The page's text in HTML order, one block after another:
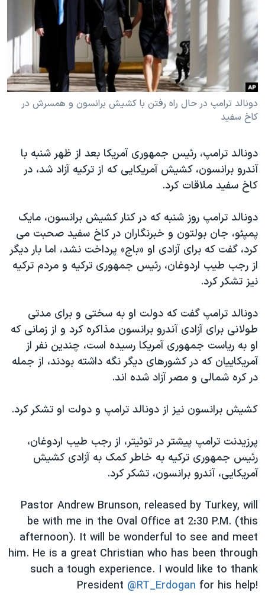
فرهنگ و زندگی
حقوق شهروندی
اقتصادی
علم و فناوری
گالری عکس
انتخابات ریاست جمهوری آمریکا ۲۰۲۴
حمله جمهوری اسلامی به اسرائیل
رمز مهسا
اعتراضات زن، زندگی، آزادی
تریبونال مردمی آبان ۹۸
دادگاه حمید نوری
قانون شفافیت دارائی کادر رهبری ایران
اعتراضات مردمی آبان ۹۸
اسرائیل در جنگ
نرگس محمدی برنده جایزه نوبل صلح
همایش محافظه‌کاران آمریکا «سی‌پک»
صفحه‌های ویژه
سفر پرزیدنت ترامپ به چین
دنبال کنید
زبانهای مختلف
دونالد ترامپ در حال راه رفتن با کشیش برانسون و همسرش در
کاخ سفید
دونالد ترامپ، رئیس جمهوری آمریکا بعد از ظهر شنبه با
آندرو برانسون، کشیش آمریکایی که از ترکیه آزاد شد، در
کاخ سفید ملاقات کرد.
دونالد ترامپ روز شنبه که در کنار کشیش برانسون، مایک
پمپئو، جان بولتون و خبرنگاران در کاخ سفید صحبت می
کرد، گفت که برای آزادی او «باج» پرداخت نشد، اما بار دیگر
از رجب طیب اردوغان، رئیس جمهوری ترکیه و مردم ترکیه
نیز تشکر کرد.
دونالد ترامپ گفت که دولت او به سختی و برای مدتی
طولانی برای آزادی آندرو برانسون مذاکره کرد و از زمانی که
او به ریاست جمهوری آمریکا رسیده است، چندین نفر از
آمریکاییان که در کشورهای دیگر نگه داشته بودند، از جمله
در کره شمالی و مصر آزاد شده اند.
کشیش برانسون نیز از دونالد ترامپ و دولت او تشکر کرد.
پرزیدنت ترامپ پیشتر در توئیتر، از رجب طیب اردوغان،
رئیس جمهوری ترکیه به خاطر کمک به آزادی کشیش
آمریکایی، آندرو برانسون، تشکر کرد.
Pastor Andrew Brunson, released by Turkey, will
be with me in the Oval Office at 2:30 P.M. (this
afternoon). It will be wonderful to see and meet
him. He is a great Christian who has been through
such a tough experience. I would like to thank
President @RT_Erdogan for his help!